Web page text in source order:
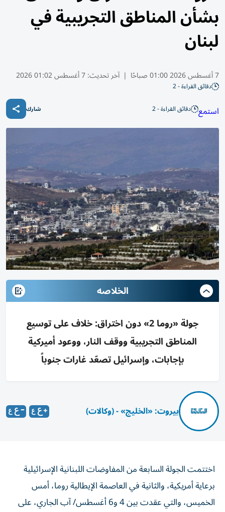
بشأن المناطق التجريبية في
لبنان
7 أغسطس 2026 01:00 صباحًا | آخر تحديث:7 أغسطس 01:02 2026
دقائق القراءة - 2
استمع دقائق القراءة - 2 شارك
الخلاصه
جولة «روما 2» دون اختراق: خلاف على توسيع
المناطق التجريبية ووقف النار، ووعود أميركية
بإجابات، وإسرائيل تصعّد غارات جنوباً
بيروت: «الخليج» - (وكالات)
برعاية أمريكية، والثانية في العاصمة الإيطالية روما، أمس
الخميس، والتي عقدت بين 4 و6 أغسطس/ آب الجاري، على